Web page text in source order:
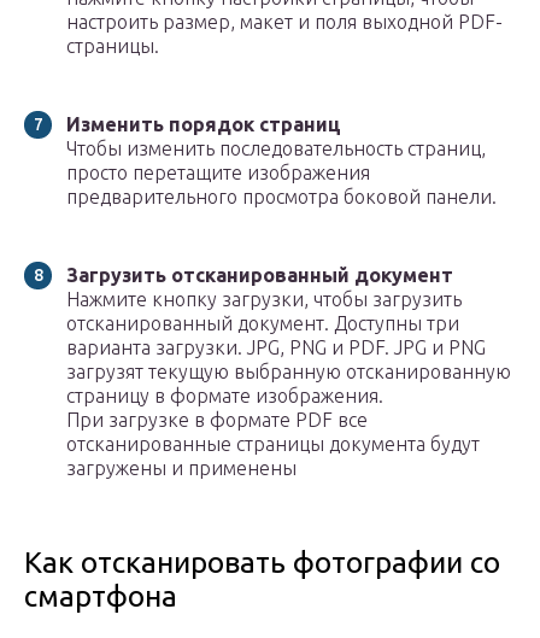
настроить размер, макет и поля выходной PDF-
страницы.
Изменить порядок страниц
Чтобы изменить последовательность страниц,
просто перетащите изображения
предварительного просмотра боковой панели.
Загрузить отсканированный документ
Нажмите кнопку загрузки, чтобы загрузить
отсканированный документ. Доступны три
варианта загрузки. JPG, PNG и PDF. JPG и PNG
загрузят текущую выбранную отсканированную
страницу в формате изображения.
При загрузке в формате PDF все
отсканированные страницы документа будут
загружены и применены
Как отсканировать фотографии со
смартфона